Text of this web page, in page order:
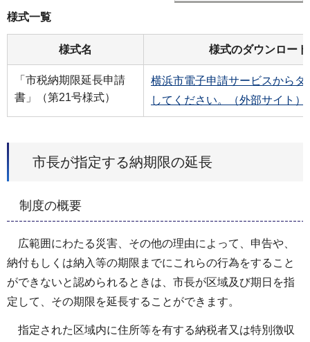
様式一覧
様式名 様式のダウンロード
「市税納期限延長申請
書」（第21号様式）
横浜市電子申請サービスからダ
してください。（外部サイト）
市長が指定する納期限の延長
制度の概要
広範囲にわたる災害、その他の理由によって、申告や、
納付もしくは納入等の期限までにこれらの行為をすること
ができないと認められるときは、市長が区域及び期日を指
定して、その期限を延長することができます。
指定された区域内に住所等を有する納税者又は特別徴収